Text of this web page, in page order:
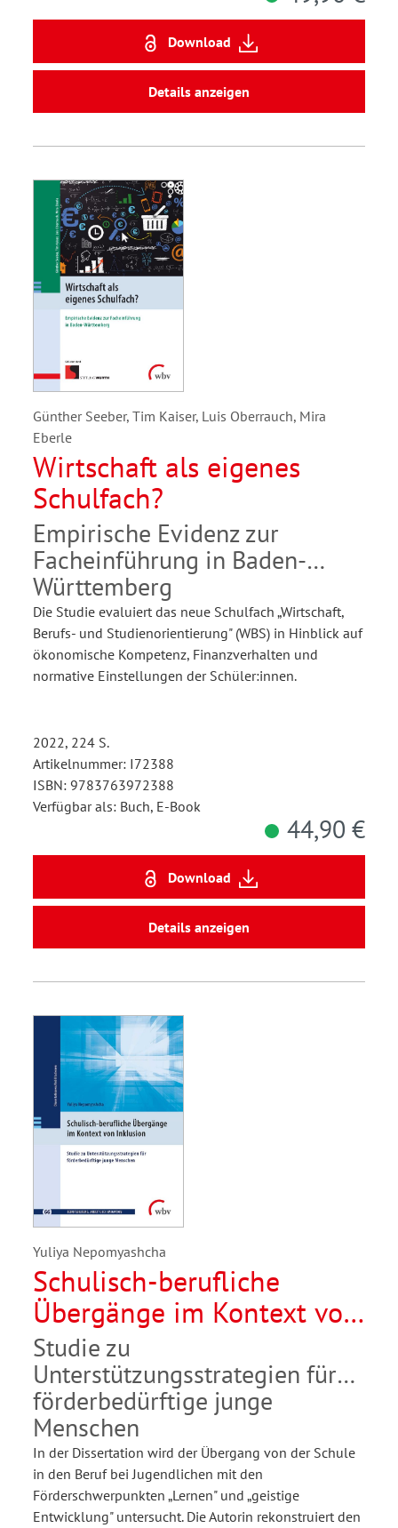
Download
Details anzeigen
Günther Seeber, Tim Kaiser, Luis Oberrauch, Mira
Eberle
Wirtschaft als eigenes
Schulfach?
Empirische Evidenz zur
Facheinführung in Baden-
Württemberg
Die Studie evaluiert das neue Schulfach „Wirtschaft,
Berufs- und Studienorientierung" (WBS) in Hinblick auf
ökonomische Kompetenz, Finanzverhalten und
normative Einstellungen der Schüler:innen.
2022, 224 S.
Artikelnummer: I72388
ISBN: 9783763972388
Verfügbar als: Buch, E-Book
44,90 €
Download
Details anzeigen
Yuliya Nepomyashcha
Schulisch-berufliche
Übergänge im Kontext von
Inklusion
Studie zu
Unterstützungsstrategien für
förderbedürftige junge
Menschen
In der Dissertation wird der Übergang von der Schule
in den Beruf bei Jugendlichen mit den
Förderschwerpunkten „Lernen" und „geistige
Entwicklung" untersucht. Die Autorin rekonstruiert den